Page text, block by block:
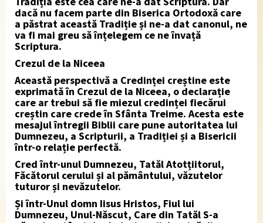
dacă nu facem parte din Biserica Ortodoxă care
a păstrat această Tradiție și ne-a dat canonul, ne
va fi mai greu să înțelegem ce ne învață
Scriptura.
Crezul de la Niceea
Această perspectivă a Credinței creștine este
exprimată în Crezul de la Niceea, o declarație
care ar trebui să fie miezul credinței fiecărui
creștin care crede în Sfânta Treime. Acesta este
mesajul întregii Biblii care pune autoritatea lui
Dumnezeu, a Scripturii, a Tradiției și a Bisericii
într-o relație perfectă.
Cred într-unul Dumnezeu, Tatăl Atotțiitorul,
Făcătorul cerului și al pământului, văzutelor
tuturor și nevăzutelor.
Și într-Unul domn Iisus Hristos, Fiul lui
Dumnezeu, Unul-Născut, Care din Tatăl S-a